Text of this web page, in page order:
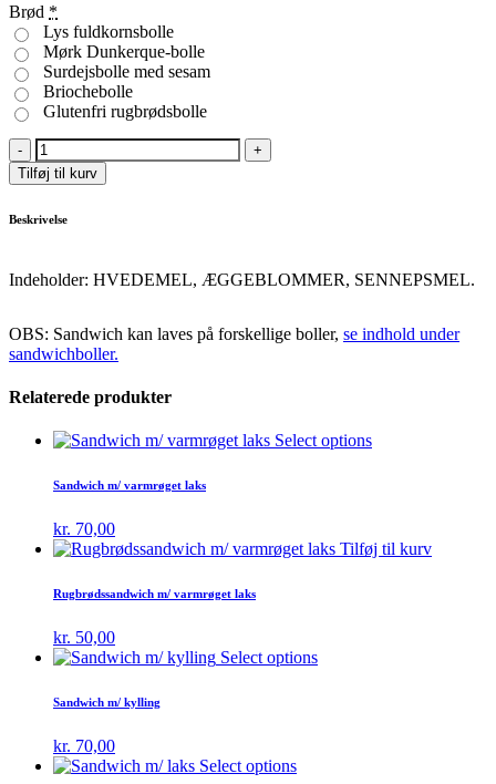
Brød *
Lys fuldkornsbolle
Mørk Dunkerque-bolle
Surdejsbolle med sesam
Briochebolle
Glutenfri rugbrødsbolle
Sandwich
m/
roastbeef
Tilføj til kurv
Beskrivelse
Indeholder: HVEDEMEL, ÆGGEBLOMMER, SENNEPSMEL.
OBS: Sandwich kan laves på forskellige boller, se indhold under
sandwichboller.
Relaterede produkter
Select options
Sandwich m/ varmrøget laks
kr. 70,00
Tilføj til kurv
Rugbrødssandwich m/ varmrøget laks
kr. 50,00
Select options
Sandwich m/ kylling
kr. 70,00
Select options